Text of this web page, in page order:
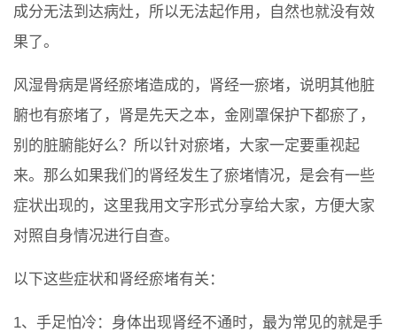
成分无法到达病灶，所以无法起作用，自然也就没有效
果了。
风湿骨病是肾经瘀堵造成的，肾经一瘀堵，说明其他脏
腑也有瘀堵了，肾是先天之本，金刚罩保护下都瘀了，
别的脏腑能好么？所以针对瘀堵，大家一定要重视起
来。那么如果我们的肾经发生了瘀堵情况，是会有一些
症状出现的，这里我用文字形式分享给大家，方便大家
对照自身情况进行自查。
以下这些症状和肾经瘀堵有关：
1、手足怕冷：身体出现肾经不通时，最为常见的就是手